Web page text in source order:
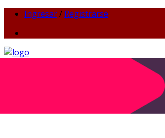
Ingresar/ Registrarse